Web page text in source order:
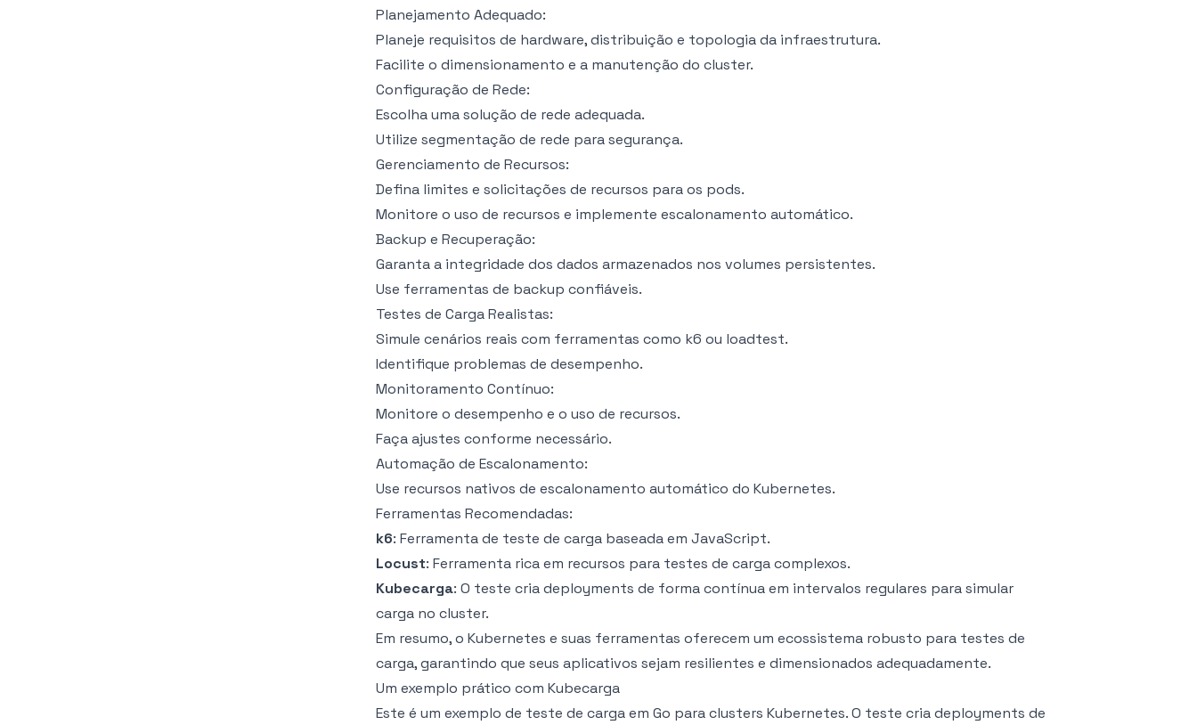
Planejamento Adequado:
Planeje requisitos de hardware, distribuição e topologia da infraestrutura.
Facilite o dimensionamento e a manutenção do cluster.
Configuração de Rede:
Escolha uma solução de rede adequada.
Utilize segmentação de rede para segurança.
Gerenciamento de Recursos:
Defina limites e solicitações de recursos para os pods.
Monitore o uso de recursos e implemente escalonamento automático.
Backup e Recuperação:
Garanta a integridade dos dados armazenados nos volumes persistentes.
Use ferramentas de backup confiáveis.
Testes de Carga Realistas:
Simule cenários reais com ferramentas como k6 ou loadtest.
Identifique problemas de desempenho.
Monitoramento Contínuo:
Monitore o desempenho e o uso de recursos.
Faça ajustes conforme necessário.
Automação de Escalonamento:
Use recursos nativos de escalonamento automático do Kubernetes.
Ferramentas Recomendadas:
k6: Ferramenta de teste de carga baseada em JavaScript.
Locust: Ferramenta rica em recursos para testes de carga complexos.
Kubecarga: O teste cria deployments de forma contínua em intervalos regulares para simular
carga no cluster.
Em resumo, o Kubernetes e suas ferramentas oferecem um ecossistema robusto para testes de
carga, garantindo que seus aplicativos sejam resilientes e dimensionados adequadamente.
Um exemplo prático com Kubecarga
Este é um exemplo de teste de carga em Go para clusters Kubernetes. O teste cria deployments de